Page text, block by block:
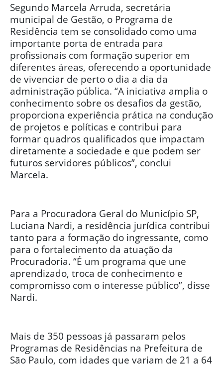
Segundo Marcela Arruda, secretária
municipal de Gestão, o Programa de
Residência tem se consolidado como uma
importante porta de entrada para
profissionais com formação superior em
diferentes áreas, oferecendo a oportunidade
de vivenciar de perto o dia a dia da
administração pública. “A iniciativa amplia o
conhecimento sobre os desafios da gestão,
proporciona experiência prática na condução
de projetos e políticas e contribui para
formar quadros qualificados que impactam
diretamente a sociedade e que podem ser
futuros servidores públicos”, conclui
Marcela.
Para a Procuradora Geral do Município SP,
Luciana Nardi, a residência jurídica contribui
tanto para a formação do ingressante, como
para o fortalecimento da atuação da
Procuradoria. “É um programa que une
aprendizado, troca de conhecimento e
compromisso com o interesse público”, disse
Nardi.
Mais de 350 pessoas já passaram pelos
Programas de Residências na Prefeitura de
São Paulo, com idades que variam de 21 a 64